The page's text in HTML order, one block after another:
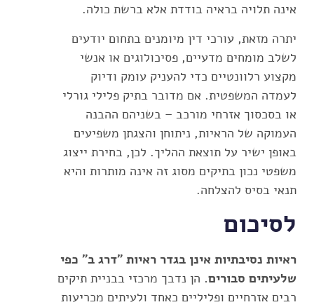
אינה תלויה בראיה בודדת אלא ברשת כולה.
יתרה מזאת, עורכי דין מיומנים בתחום יודעים
לשלב מומחים מדעיים, פסיכולוגים או אנשי
מקצוע רלוונטיים כדי להעניק עומק ודיוק
לעמדה המשפטית. אם מדובר בתיק פלילי גורלי
או בסכסוך אזרחי מורכב – בשניהם ההבנה
העמוקה של הראיות, ניתוחן והצגתן משפיעים
באופן ישיר על תוצאת ההליך. לכן, בחירת ייצוג
משפטי נכון בתיקים מסוג זה אינה מותרות והיא
תנאי בסיס להצלחה.
לסיכום
ראיות נסיבתיות אינן בגדר ראיות "דרג ב" כפי
שלעיתים סבורים. הן נדבך מרכזי בבניית תיקים
רבים אזרחיים ופליליים כאחד ולעיתים מכריעות